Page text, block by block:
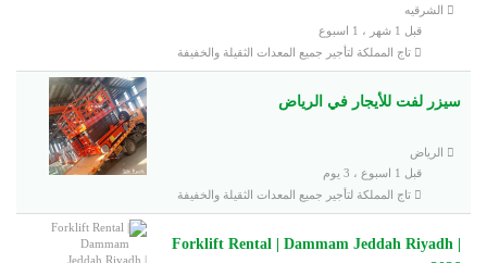
الشرقيه
قبل 1 شهر ، 1 اسبوع
تاج المملكة لتأجير جميع المعدات الثقيلة والخفيفة
سيزر لفت للأيجار في الرياض
الرياض
قبل 1 اسبوع ، 3 يوم
تاج المملكة لتأجير جميع المعدات الثقيلة والخفيفة
Forklift Rental | Dammam Jeddah Riyadh |